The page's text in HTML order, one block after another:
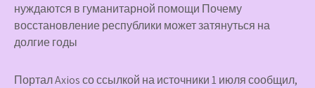
нуждаются в гуманитарной помощи Почему
восстановление республики может затянуться на
долгие годы
Портал Axios со ссылкой на источники 1 июля сообщил,